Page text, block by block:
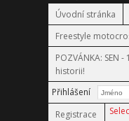
Úvodní stránka
Freestyle
POZVÁNKA: SEN
historii!
Přihlášení
Registrace